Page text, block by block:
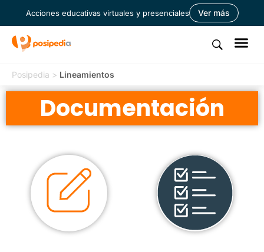
Acciones educativas virtuales y presenciales Ver más
Posipedia > Lineamientos
Documentación